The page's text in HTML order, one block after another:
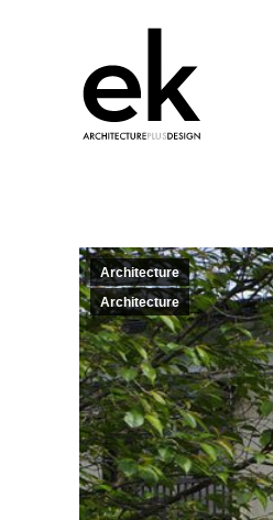
Architecture
Architecture